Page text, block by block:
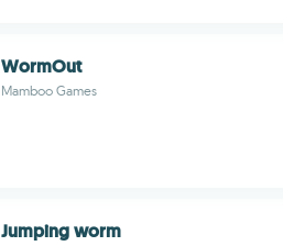
WormOut
Mamboo Games
Jumping worm